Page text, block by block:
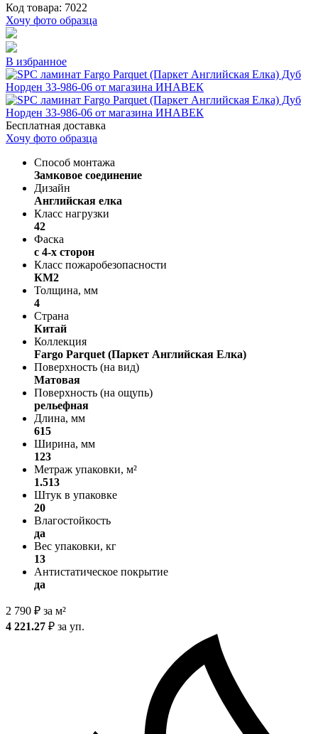
Код товара: 7022
Хочу фото образца
В избранное
Бесплатная доставка
Хочу фото образца
Способ монтажа
Замковое соединение
Дизайн
Английская елка
Класс нагрузки
42
Фаска
с 4-х сторон
Класс пожаробезопасности
КМ2
Толщина, мм
4
Страна
Китай
Коллекция
Fargo Parquet (Паркет Английская Елка)
Поверхность (на вид)
Матовая
Поверхность (на ощупь)
рельефная
Длина, мм
615
Ширина, мм
123
Метраж упаковки, м²
1.513
Штук в упаковке
20
Влагостойкость
да
Вес упаковки, кг
13
Антистатическое покрытие
да
2 790 ₽ за м²
4 221.27 ₽ за уп.